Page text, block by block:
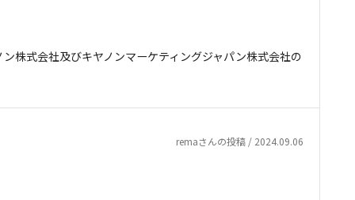
株式会社及びキヤノンマーケティングジャパン株式会社の
remaさんの投稿 / 2024.09.06